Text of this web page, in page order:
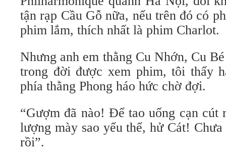
tận rạp Cầu Gỗ nữa, nếu trên đó có
phim lắm, thích nhất là phim Charlot.
Nhưng anh em thằng Cu Nhớn, Cu
trong đời được xem phim, tôi thấy
phía thằng Phong háo hức chờ đợi.
“Gượm đã nào! Để tao uống cạn cút
lượng mày sao yếu thế, hử Cát!
rồi”.